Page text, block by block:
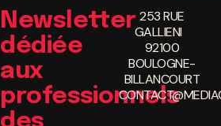
Newsletter
dédiée
aux
professionnels
253 RUE
GALLIENI
92100
BOULOGNE-
BILLANCOURT